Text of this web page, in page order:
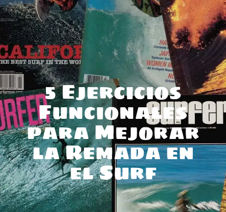
5 Ejercicios
Funcionales
para Mejorar
la Remada en
el Surf